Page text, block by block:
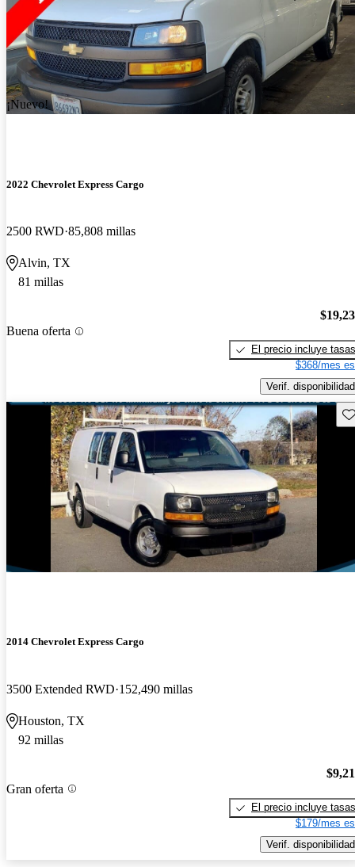
¡Nuevo!
2022 Chevrolet Express Cargo
2500 RWD 85,808 millas
Alvin, TX
81 millas
Buena oferta
El precio incluye tasas
$368/mes
Verif. disponibilidad
2014 Chevrolet Express Cargo
3500 Extended RWD 152,490 millas
Houston, TX
92 millas
Gran oferta
El precio incluye tasas
$179/mes
Verif. disponibilidad